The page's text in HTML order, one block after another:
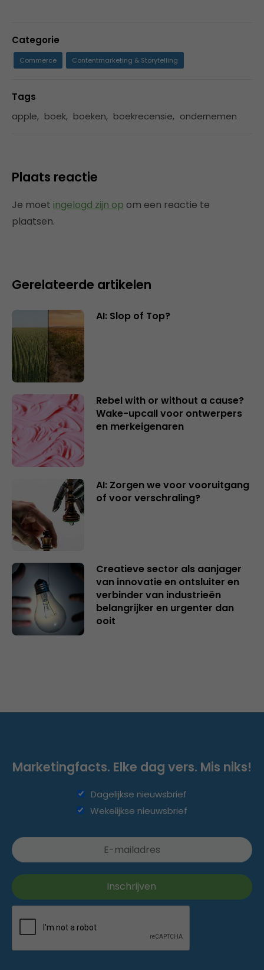
Categorie
Commerce Contentmarketing & Storytelling
Tags
apple, boek, boeken, boekrecensie, ondernemen
Plaats reactie
Je moet ingelogd zijn op om een reactie te
plaatsen.
Gerelateerde artikelen
AI: Slop of Top?
Rebel with or without a cause?
Wake-upcall voor ontwerpers
en merkeigenaren
AI: Zorgen we voor vooruitgang
of voor verschraling?
Creatieve sector als aanjager
van innovatie en ontsluiter en
verbinder van industrieën
belangrijker en urgenter dan
ooit
Marketingfacts. Elke dag vers. Mis niks!
Dagelijkse nieuwsbrief
Wekelijkse nieuwsbrief